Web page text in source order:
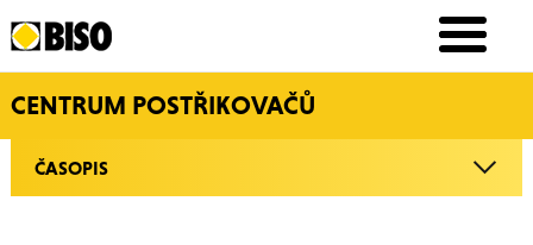
CENTRUM POSTŘIKOVAČŮ
ČASOPIS